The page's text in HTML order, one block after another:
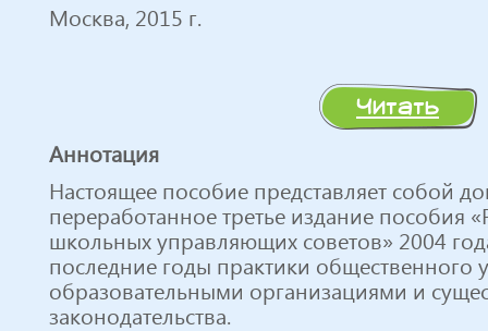
Москва, 2015 г.
Читать
Аннотация
Настоящее пособие представляет собой
переработанное третье издание пособия
школьных управляющих советов» 2004
последние годы практики общественного
образовательными организациями и
законодательства.